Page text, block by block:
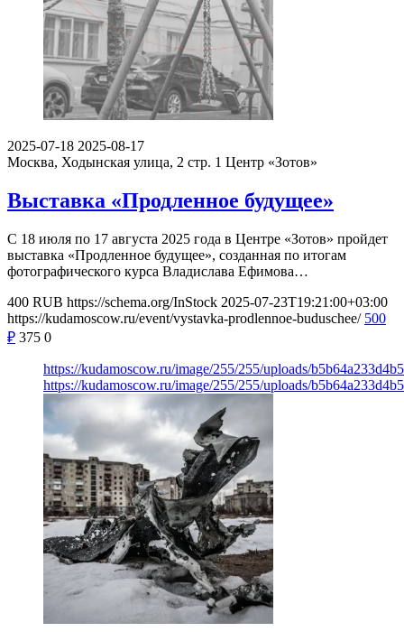
2025-07-18 2025-08-17
Москва, Ходынская улица, 2 стр. 1 Центр «Зотов»
Выставка «Продленное будущее»
С 18 июля по 17 августа 2025 года в Центре «Зотов» пройдет
выставка «Продленное будущее», созданная по итогам
фотографического курса Владислава Ефимова…
400 RUB https://schema.org/InStock 2025-07-23T19:21:00+03:00
https://kudamoscow.ru/event/vystavka-prodlennoe-buduschee/ 500
₽ 375 0
https://kudamoscow.ru/image/255/255/uploads/
https://kudamoscow.ru/image/255/255/uploads/